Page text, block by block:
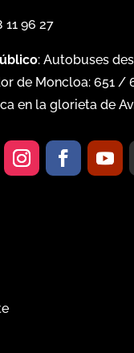
11 96 27
: Autobuses
de Moncloa: 651/
en la glorieta de